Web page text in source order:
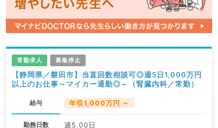
常勤求人 募集停止
【静岡県／磐田市】当直回数相談可◎週5日1,000万円
以上のお仕事～マイカー通勤◎～（腎臓内科／常勤）
給与 年収1,000万円 ～
勤務日数 週5.00日